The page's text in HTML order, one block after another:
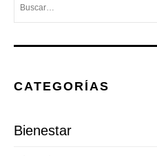
CATEGORÍAS
Bienestar